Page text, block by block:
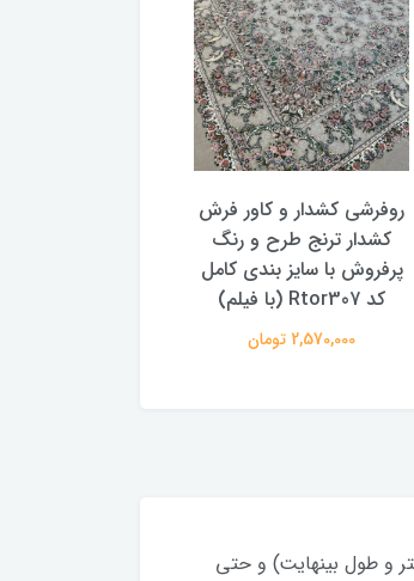
روفرشی کشدار و کاور فرش
کشدار ترنج طرح سنتی و
پتینه 2 سایز بندی کامل کد
Rtor299
2,570,000 تومان
(رامش مارکت):از هر طرح، علاوه بر کاور فرش، میتونید فرشینه در هر ابعادی از پادری تا هر سایز دلخواهی (تا عرض ۳ متر و طول بینهایت) و حتی